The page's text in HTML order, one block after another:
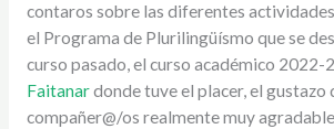
contaros sobre las diferentes
el Programa de Plurilingüísmo que se
curso pasado, el curso académico 2022-
Faitanardonde tuve el placer, el gustazo
compañer@/os realmente muy